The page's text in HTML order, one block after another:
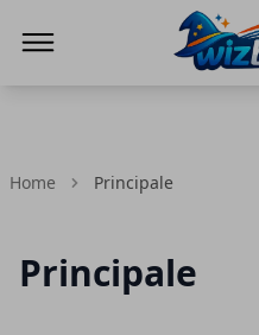
Home Principale
Principale